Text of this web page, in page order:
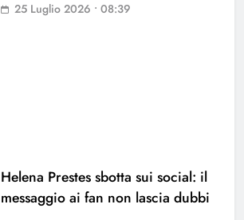
25 Luglio 2026 • 08:39
Helena Prestes sbotta sui social: il
messaggio ai fan non lascia dubbi